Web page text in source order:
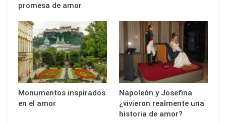
promesa de amor
Monumentos inspirados
en el amor
Napoleón y Josefina
¿vivieron realmente una
historia de amor?